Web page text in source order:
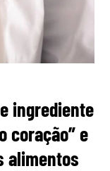
ingrediente
coração” e
alimentos